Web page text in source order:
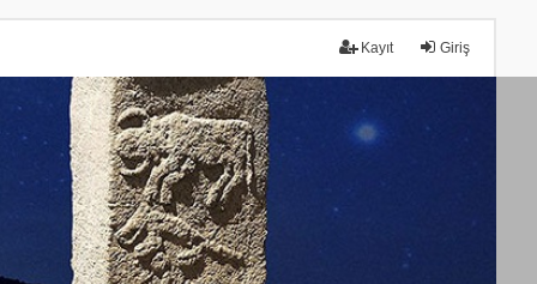
Giriş
Kayıt